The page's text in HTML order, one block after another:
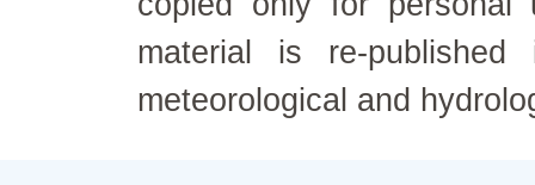
material is re-
meteorological and